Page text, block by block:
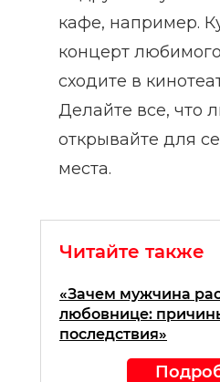
кафе, например.
концерт
сходите в
Делайте все, что
открывайте для
места.
Читайте также
«Зачем мужчина
любовнице:
последствия»